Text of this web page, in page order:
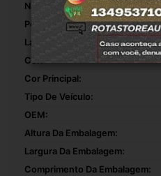
Número De Peça:
Posição:
Lado:
Cor:
Cor Principal:
Tipo De Veículo:
OEM:
Altura Da Embalagem:
Largura Da Embalagem:
Comprimento Da Embalagem: